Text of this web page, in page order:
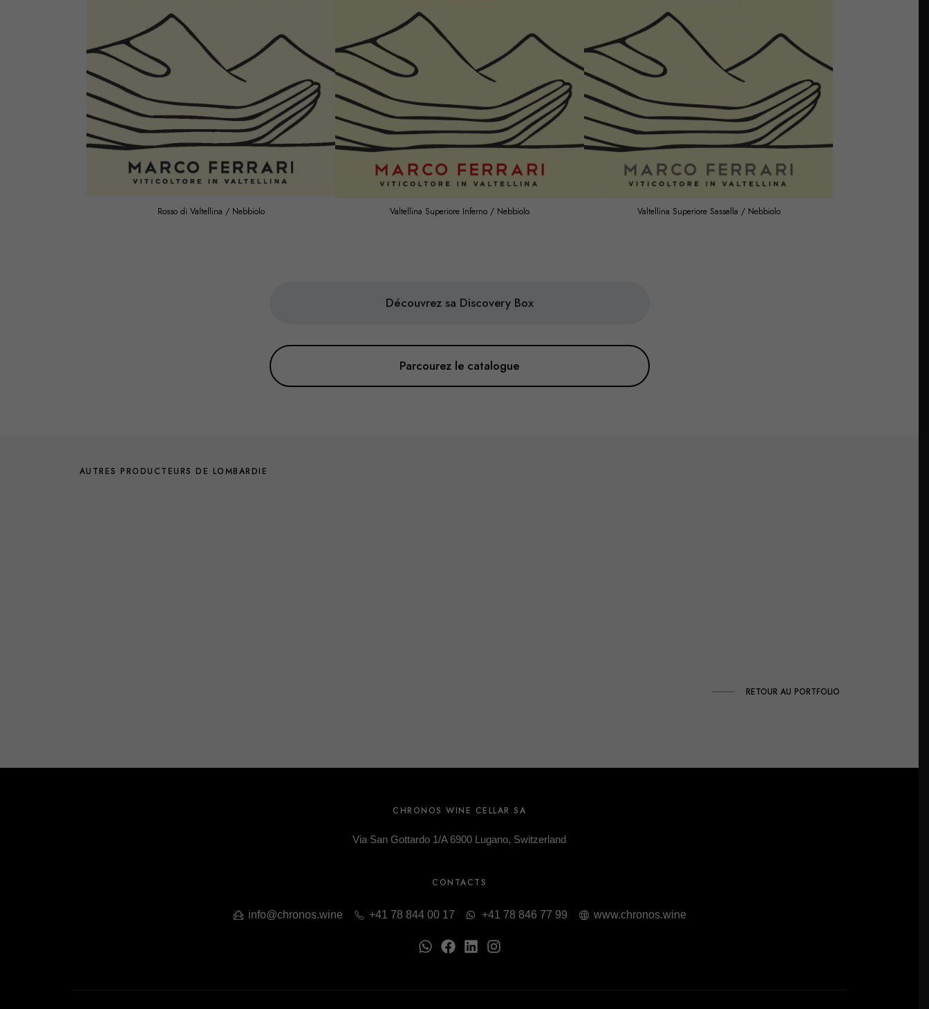
Rosso di Valtellina / Nebbiolo Valtellina Superiore Inferno / Nebbiolo Valtellina Superiore Sassella / Nebbiolo
Découvrez sa Discovery Box
Parcourez le catalogue
AUTRES PRODUCTEURS DE LOMBARDIE
RETOUR AU PORTFOLIO
CHRONOS WINE CELLAR SA
Via San Gottardo 1/A 6900 Lugano, Switzerland
CONTACTS
info@chronos.wine +41 78 844 00 17 +41 78 846 77 99 www.chronos.wine